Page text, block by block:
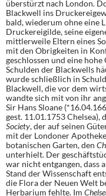
überstürzt nach London.
Blackwell ins
bald, wiederum ohne eine
Druckereigilde, seine
mittlerweile Eltern eines
mit den Obrigkeiten in
geschlossen und eine
Schulden der Blackwells
wurde schließlich in
Blackwell, die vor dem
wandte sich mit von ihr
Sir Hans Sloane
gest. 11.01.1753 Chelsea),
Society, der auf seinen
mit der Londoner
botanischen Garten, den
unterhielt. Der
war nicht entgangen, dass
Stand der Wissenschaft
die Flora der Neuen Welt
Herbarium fehlte. Im